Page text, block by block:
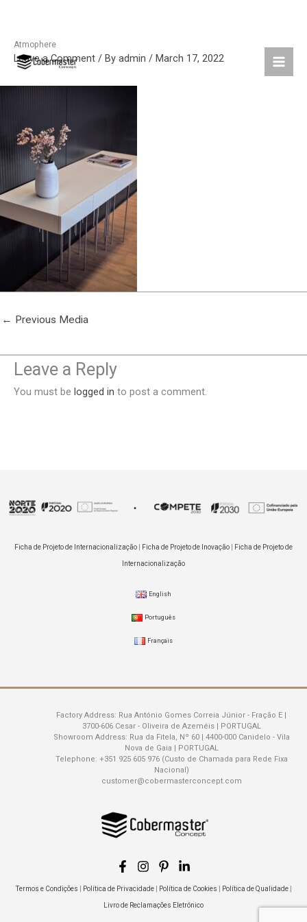
SkipAtmophere
Leave a Comment / By admin / March 17, 2022
← Previous Media
Leave a Reply
You must be logged in to post a comment.
Ficha de Projeto de Internacionalização Ficha de Projeto de Inovação Ficha de Projeto de
Internacionalização
English
Português
Français
Factory Address: Rua António Gomes Correia Júnior - Fração E |
3700-606 Cesar - Oliveira de Azeméis | PORTUGAL
Showroom Address: Rua da Fitela, Nº 60 | 4400-000 Canidelo - Vila
Nova de Gaia | PORTUGAL
Telephone: +351 925 605 976 (Custo de Chamada para Rede Fixa
Nacional)
customer@cobermasterconcept.com
Termos e Condições Política de Privacidade| Política de Cookies Política de Qualidade|
Livro de Reclamações Eletrónico